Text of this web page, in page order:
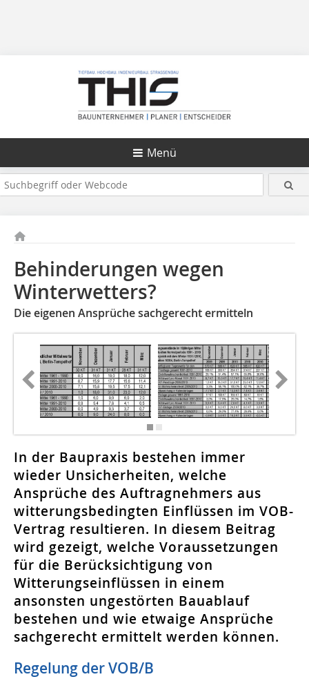
Menü
Behinderungen wegen
Winterwetters?
Die eigenen Ansprüche sachgerecht ermitteln
In der Baupraxis bestehen immer
wieder Unsicherheiten, welche
Ansprüche des Auftragnehmers aus
witterungsbedingten Einflüssen im VOB-
Vertrag resultieren. In diesem Beitrag
wird gezeigt, welche Voraussetzungen
für die Berücksichtigung von
Witterungseinflüssen in einem
ansonsten ungestörten Bauablauf
bestehen und wie etwaige Ansprüche
sachgerecht ermittelt werden können.
Regelung der VOB/B